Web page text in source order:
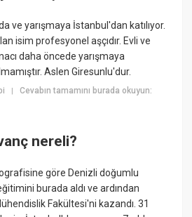
ve yarışmaya İstanbul'dan katılıyor.
isim profesyonel aşçıdır. Evli ve
daha öncede yarışmaya
Aslen Giresunlu'dur.
|Cevabın tamamını burada okuyun:
nereli?
göre Denizli doğumlu
burada aldı ve ardından
Fakültesi'ni kazandı. 31